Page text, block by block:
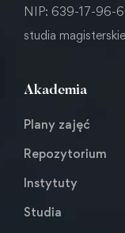
NIP: 639-17-96-
studia
Akademia
Plany zajęć
Repozytorium
Instytuty
Studia